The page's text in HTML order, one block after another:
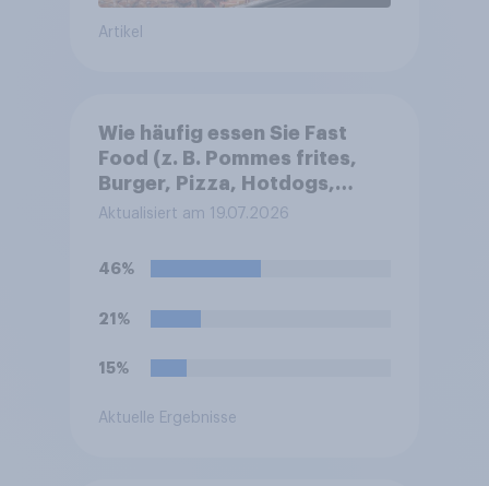
Artikel
Wie häufig essen Sie Fast
Food (z. B. Pommes frites,
Burger, Pizza, Hotdogs,
Chicken Nuggets oder
Aktualisiert am 19.07.2026
46%
21%
15%
Aktuelle Ergebnisse